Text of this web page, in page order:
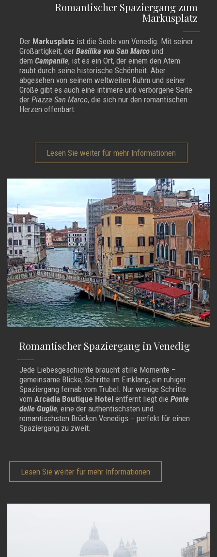
Romantischer Spaziergang zum
Markusplatz
Der Markusplatz ist die Seele von Venedig. Mit seiner
Großartigkeit, derBasilika von San Marco und
demCampanile, ist es ein Ort, der einem den Atem
raubt durch seine historische Schönheit. Aber
abgesehen von seinem weltweiten Ruhm und seiner
Größe gibt es auch eine intimere und verborgene Seite
derPiazza San Marco, die sich nur den romantischen
Herzen offenbart.
Lesen Sie weiter für mehr Informationen
Romantischer Spaziergang in Venedig
Jede Liebesgeschichte braucht stille Momente –
gemeinsame Blicke, Schritte im Einklang, ein ruhiger
Spaziergang fernab vom Trubel. Nur wenige Schritte
vomArcadia Boutique Hotel entfernt liegt diePonte
delle Guglie, eine der authentischsten und
romantischsten Brücken Venedigs – perfekt für einen
Spaziergang zu zweit.
Lesen Sie weiter für mehr Informationen